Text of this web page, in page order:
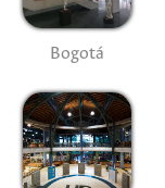
Bogotá